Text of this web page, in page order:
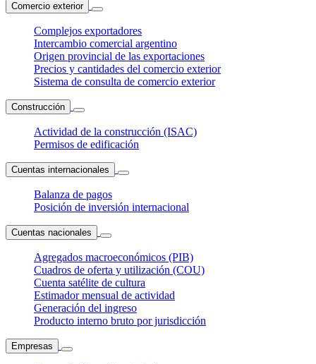
Comercio exterior
Complejos exportadores
Intercambio comercial argentino
Origen provincial de las exportaciones
Precios y cantidades del comercio exterior
Sistema de consulta de comercio exterior
Construcción
Actividad de la construcción (ISAC)
Permisos de edificación
Cuentas internacionales
Balanza de pagos
Posición de inversión internacional
Cuentas nacionales
Agregados macroeconómicos (PIB)
Cuadros de oferta y utilización (COU)
Cuenta satélite de cultura
Estimador mensual de actividad
Generación del ingreso
Producto interno bruto por jurisdicción
Empresas